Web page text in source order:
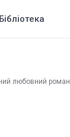
Бібліотека
любовний роман